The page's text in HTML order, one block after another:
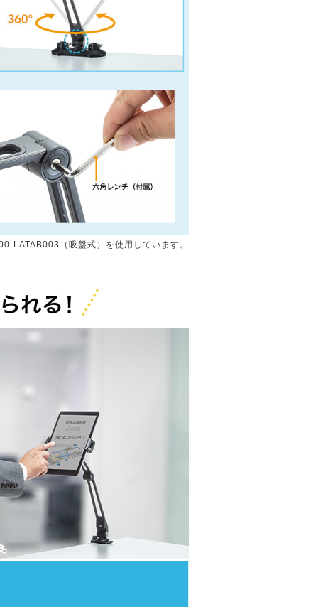
LATAB003（吸盤式）を使用しています。